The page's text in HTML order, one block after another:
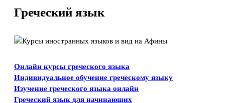
Греческий язык
Онлайн курсы греческого языка
Индивидуальное обучение греческому языку
Изучение греческого языка онлайн
Греческий язык для начинающих